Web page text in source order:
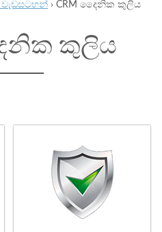
වැඩසටහන් › CRM දෛනික කුලිය
කුලිය